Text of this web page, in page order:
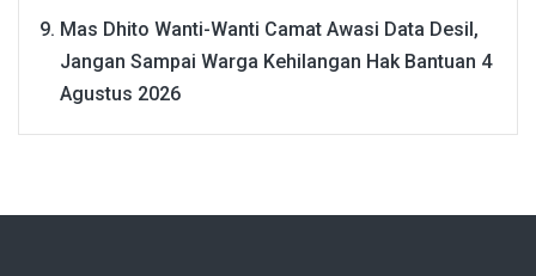
Mas Dhito Wanti-Wanti Camat Awasi Data Desil,
Jangan Sampai Warga Kehilangan Hak Bantuan 4
Agustus 2026